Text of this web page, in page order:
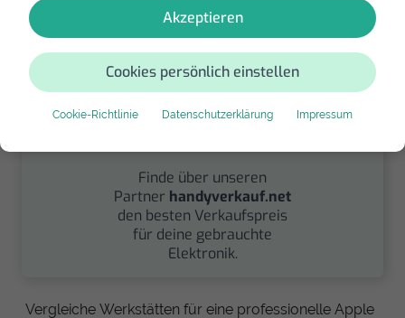
Akzeptieren
Cookies persönlich einstellen
Cookie-Richtlinie Datenschutzerklärung Impressum
Finde über unseren
Partner handyverkauf.net
den besten Verkaufspreis
für deine gebrauchte
Elektronik.
Vergleiche Werkstätten für eine professionelle Apple